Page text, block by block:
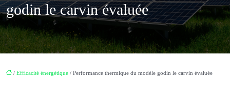
godin le carvin évaluée
/ Efficacité énergétique / Performance thermique du modèle godin le carvin évaluée